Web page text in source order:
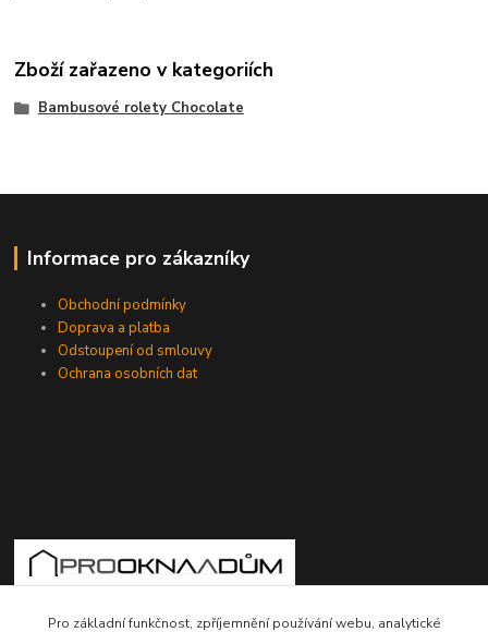
Zboží zařazeno v kategoriích
Bambusové rolety Chocolate
Informace pro zákazníky
Obchodní podmínky
Doprava a platba
Odstoupení od smlouvy
Ochrana osobních dat
775724471, 773177017
Pro základní funkčnost, zpříjemnění používání webu, analytické